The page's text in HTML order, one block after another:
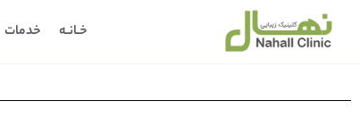
خـانـه خدمات